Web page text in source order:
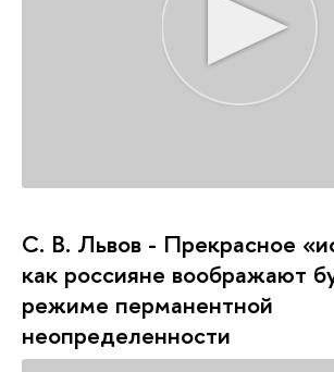
С. В. Львов - Прекрасное
как россияне воображают
режиме перманентной
неопределенности